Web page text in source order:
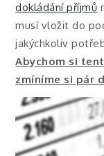
dokládání příjmů
musí vložit do
jakýchkoliv
Abychom si
zmíníme si pár